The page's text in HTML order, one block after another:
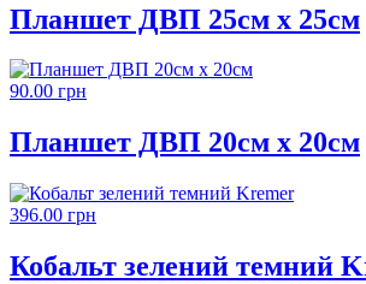
Планшет ДВП 25см х 25см
90.00 грн
Планшет ДВП 20см х 20см
396.00 грн
Кобальт зелений темний